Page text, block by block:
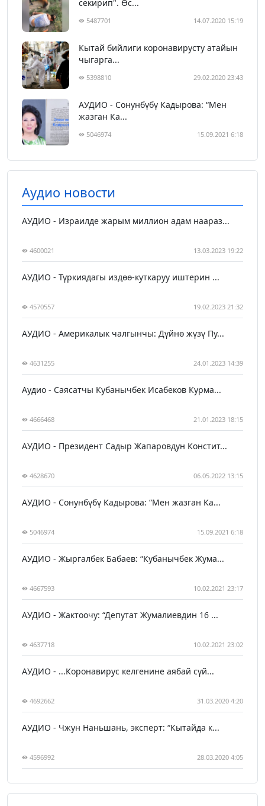
секирип". Өс...
5487701 14.07.2020 15:19
Кытай бийлиги коронавирусту атайын
чыгарга...
5398810 29.02.2020 23:43
АУДИО - Сонунбүбү Кадырова: “Мен
жазган Ка...
5046974 15.09.2021 6:18
Аудио новости
АУДИО - Израилде жарым миллион адам наараз...
4600021 13.03.2023 19:22
АУДИО - Түркиядагы издөө-куткаруу иштерин ...
4570557 19.02.2023 21:32
АУДИО - Америкалык чалгынчы: Дүйнө жүзү Пу...
4631255 24.01.2023 14:39
Аудио - Саясатчы Кубанычбек Исабеков Курма...
4666468 21.01.2023 18:15
АУДИО - Президент Садыр Жапаровдун Констит...
4628670 06.05.2022 13:15
АУДИО - Сонунбүбү Кадырова: “Мен жазган Ка...
5046974 15.09.2021 6:18
АУДИО - Жыргалбек Бабаев: “Кубанычбек Жума...
4667593 10.02.2021 23:17
АУДИО - Жактоочу: “Депутат Жумалиевдин 16 ...
4637718 10.02.2021 23:02
АУДИО - ...Коронавирус келгенине аябай сүй...
4692662 31.03.2020 4:20
АУДИО - Чжун Наньшань, эксперт: “Кытайда к...
4596992 28.03.2020 4:05